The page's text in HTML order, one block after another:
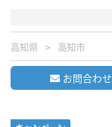
高知県 高知市
お問合わせ